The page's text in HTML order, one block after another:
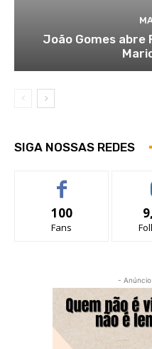
João Gomes abre
SIGA NOSSAS REDES
100
Fans
-